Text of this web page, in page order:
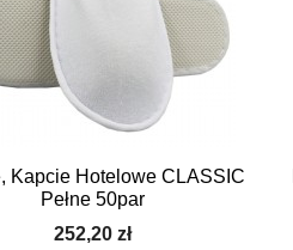
Kapcie Hotelowe CLASSIC
Pełne 50par
252,20 zł
Szybki podgląd